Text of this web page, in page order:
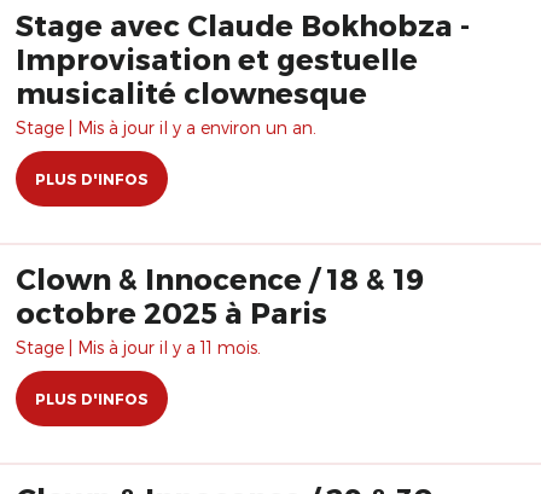
Stage avec Claude Bokhobza -
Improvisation et gestuelle
musicalité clownesque
Stage | Mis à jour il y a environ un an.
PLUS D'INFOS
Clown & Innocence / 18 & 19
octobre 2025 à Paris
Stage | Mis à jour il y a 11 mois.
PLUS D'INFOS